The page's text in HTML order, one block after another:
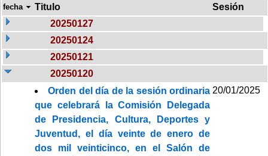
fecha Titulo
Sesión
20250127
20250124
20250121
20250120
Orden del día de la sesión ordinaria
que celebrará la Comisión Delegada
de Presidencia, Cultura, Deportes y
Juventud, el día veinte de enero de
dos mil veinticinco, en el Salón de
20/01/2025